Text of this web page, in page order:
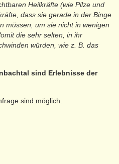
Heilkräfte (wie Pilze und
dass sie gerade in der Binge
müssen, um sie nicht in wenigen
die sehr selten, in ihr
würden, wie z. B. das
sind Erlebnisse der
sind möglich.